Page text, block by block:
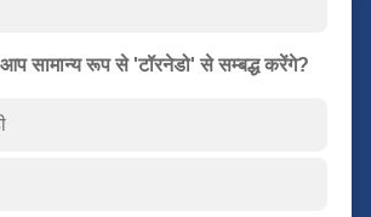
सामान्य रूप से 'टॉरनेडो' से सम्बद्ध करेंगे?